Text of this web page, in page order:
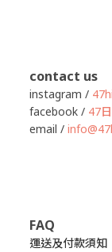
contact us
instagram /
facebook / 47
email /
FAQ
運送及付款須知